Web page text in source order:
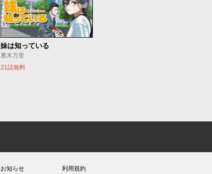
妹は知っている
雁木万里
21話無料
お知らせ
利用規約